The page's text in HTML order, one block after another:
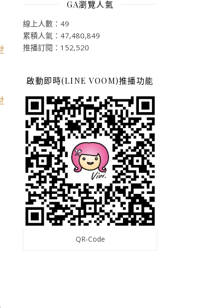
GA瀏覽人氣
線上人數：49
累積人氣：47,480,849
推播訂閱：152,520
啟動即時(LINE VOOM)推播功能
QR-Code